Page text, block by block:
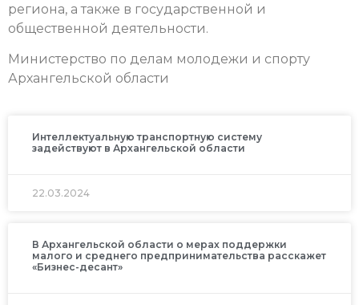
региона, а также в государственной и
общественной деятельности.
Министерство по делам молодежи и спорту
Архангельской области
Интеллектуальную транспортную систему
задействуют в Архангельской области
22.03.2024
В Архангельской области о мерах поддержки
малого и среднего предпринимательства расскажет
«Бизнес-десант»